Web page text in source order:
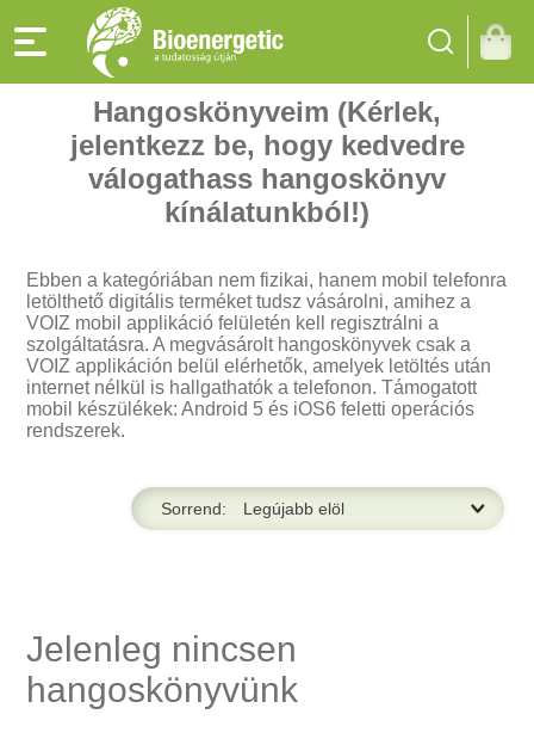
Hangoskönyveim (Kérlek,
jelentkezz be, hogy kedvedre
válogathass hangoskönyv
kínálatunkból!)
Ebben a kategóriában nem fizikai, hanem mobil telefonra
letölthető digitális terméket tudsz vásárolni, amihez a
VOIZ mobil applikáció felületén kell regisztrálni a
szolgáltatásra. A megvásárolt hangoskönyvek csak a
VOIZ applikáción belül elérhetők, amelyek letöltés után
internet nélkül is hallgathatók a telefonon. Támogatott
mobil készülékek: Android 5 és iOS6 feletti operációs
rendszerek.
Sorrend:
Jelenleg nincsen
hangoskönyvünk